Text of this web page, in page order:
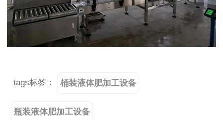
tags标签： 桶装液体肥加工设备
瓶装液体肥加工设备